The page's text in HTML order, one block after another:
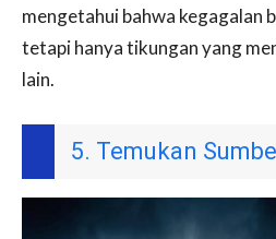
mengetahui bahwa kegagalan
tetapi hanya tikungan yang
lain.
5. Temukan